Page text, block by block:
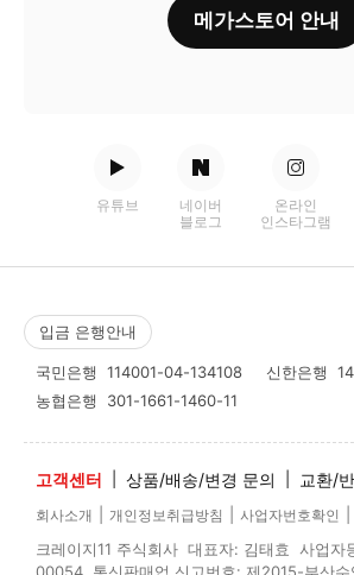
메가스토어 안내
유튜브
네이버
블로그
온라인
인스타그램
입금 은행안내
국민은행 114001-04-134108 신한은행
농협은행 301-1661-1460-11
고객센터 상품/배송/변경 문의 교환/
회사소개 개인정보취급방침 사업자번호확인
크레이지11 주식회사 대표자: 김태효 사업